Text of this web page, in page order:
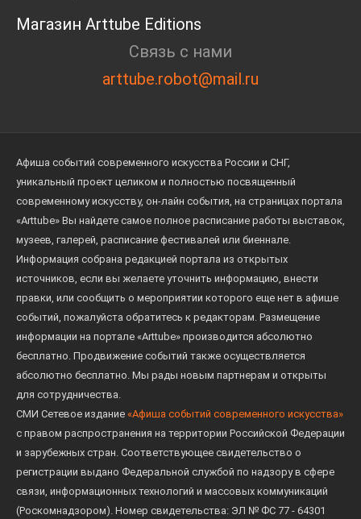
Магазин Arttube Editions
Связь с нами
arttube.robot@mail.ru
Афиша событий современного искусства России и СНГ,
уникальный проект целиком и полностью посвященный
современному искусству, он-лайн события, на страницах портала
«Arttube» Вы найдете самое полное расписание работы выставок,
музеев, галерей, расписание фестивалей или биеннале.
Информация собрана редакцией портала из открытых
источников, если вы желаете уточнить информацию, внести
правки, или сообщить о мероприятии которого еще нет в афише
событий, пожалуйста обратитесь к редакторам. Размещение
информации на портале «Arttube» производится абсолютно
бесплатно. Продвижение событий также осуществляется
абсолютно бесплатно. Мы рады новым партнерам и открыты
для сотрудничества.
СМИ Сетевое издание «Афиша событий современного искусства»
с правом распространения на территории Российской Федерации
и зарубежных стран. Соответствующее свидетельство о
регистрации выдано Федеральной службой по надзору в сфере
связи, информационных технологий и массовых коммуникаций
(Роскомнадзором). Номер свидетельства: ЭЛ № ФС 77 - 64301